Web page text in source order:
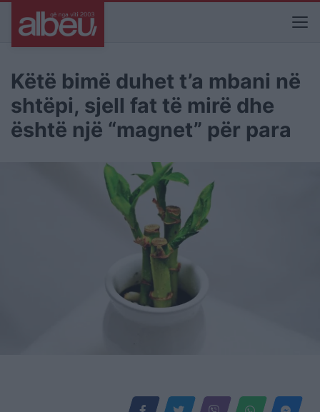
Këtë bimë duhet t’a mbani në
shtëpi, sjell fat të mirë dhe
është një “magnet” për para